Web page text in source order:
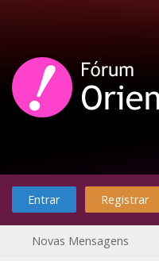
Entrar Registrar
Novas Mensagens